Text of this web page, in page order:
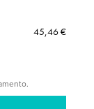
45,46 €